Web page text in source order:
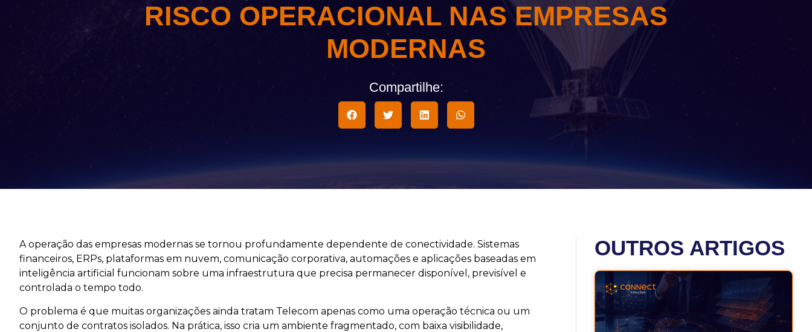
RISCO OPERACIONAL NAS EMPRESAS
MODERNAS
Compartilhe:
A operação das empresas modernas se tornou profundamente dependente de conectividade. Sistemas
financeiros, ERPs, plataformas em nuvem, comunicação corporativa, automações e aplicações baseadas em
inteligência artificial funcionam sobre uma infraestrutura que precisa permanecer disponível, previsível e
controlada o tempo todo.
O problema é que muitas organizações ainda tratam Telecom apenas como uma operação técnica ou um
conjunto de contratos isolados. Na prática, isso cria um ambiente fragmentado, com baixa visibilidade,
OUTROS ARTIGOS